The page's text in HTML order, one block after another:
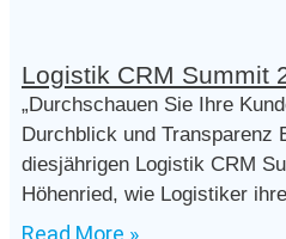
Logistik CRM Summit
„Durchschauen Sie Ihre
Durchblick und Transparenz
diesjährigen Logistik CRM
Höhenried, wie Logistiker ihre
Read More »